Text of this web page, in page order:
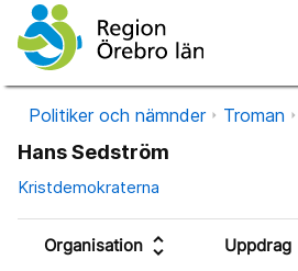
Politiker och nämnder Troman
Hans Sedström
Kristdemokraterna
Organisation unfold_more Uppdrag